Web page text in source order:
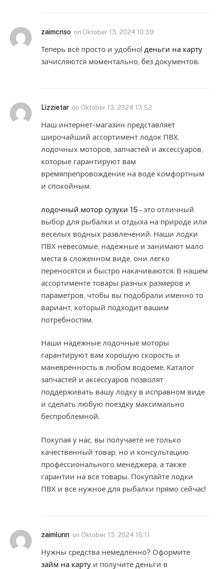
zaimcnso on Oktober 13, 2024 10:39
Теперь всё просто и удобно! деньги на карту
зачисляются моментально, без документов.
Lizzietar on Oktober 13, 2024 13:52
Наш интернет-магазин представляет
широчайший ассортимент лодок ПВХ,
лодочных моторов, запчастей и аксессуаров,
которые гарантируют вам
времяпрепровождение на воде комфортным
и спокойным.
лодочный мотор сузуки 15 – это отличный
выбор для рыбалки и отдыха на природе или
веселых водных развлечений. Наши лодки
ПВХ невесомые, надежные и занимают мало
места в сложенном виде, они легко
переносятся и быстро накачиваются. В нашем
ассортименте товары разных размеров и
параметров, чтобы вы подобрали именно то
вариант, который подходит вашим
потребностям.
Наши надежные лодочные моторы
гарантируют вам хорошую скорость и
маневренность в любом водоеме. Каталог
запчастей и аксессуаров позволят
поддерживать вашу лодку в исправном виде
и сделать любую поездку максимально
беспроблемной.
Покупая у нас, вы получаете не только
качественный товар, но и консультацию
профессионального менеджера, а также
гарантии на все товары. Покупайте лодки
ПВХ и все нужное для рыбалки прямо сейчас!
zaimlunn on Oktober 13, 2024 16:11
Нужны средства немедленно? Оформите
займ на карту и получите деньги в